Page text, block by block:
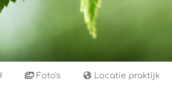
Foto's Locatie praktijk